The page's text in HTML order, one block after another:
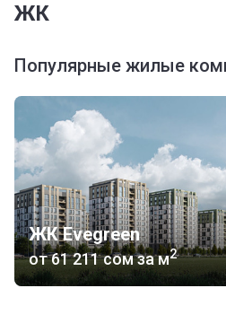
ЖК
Популярные жилые
ЖК Evegreen
от‍61 211 сомза м2